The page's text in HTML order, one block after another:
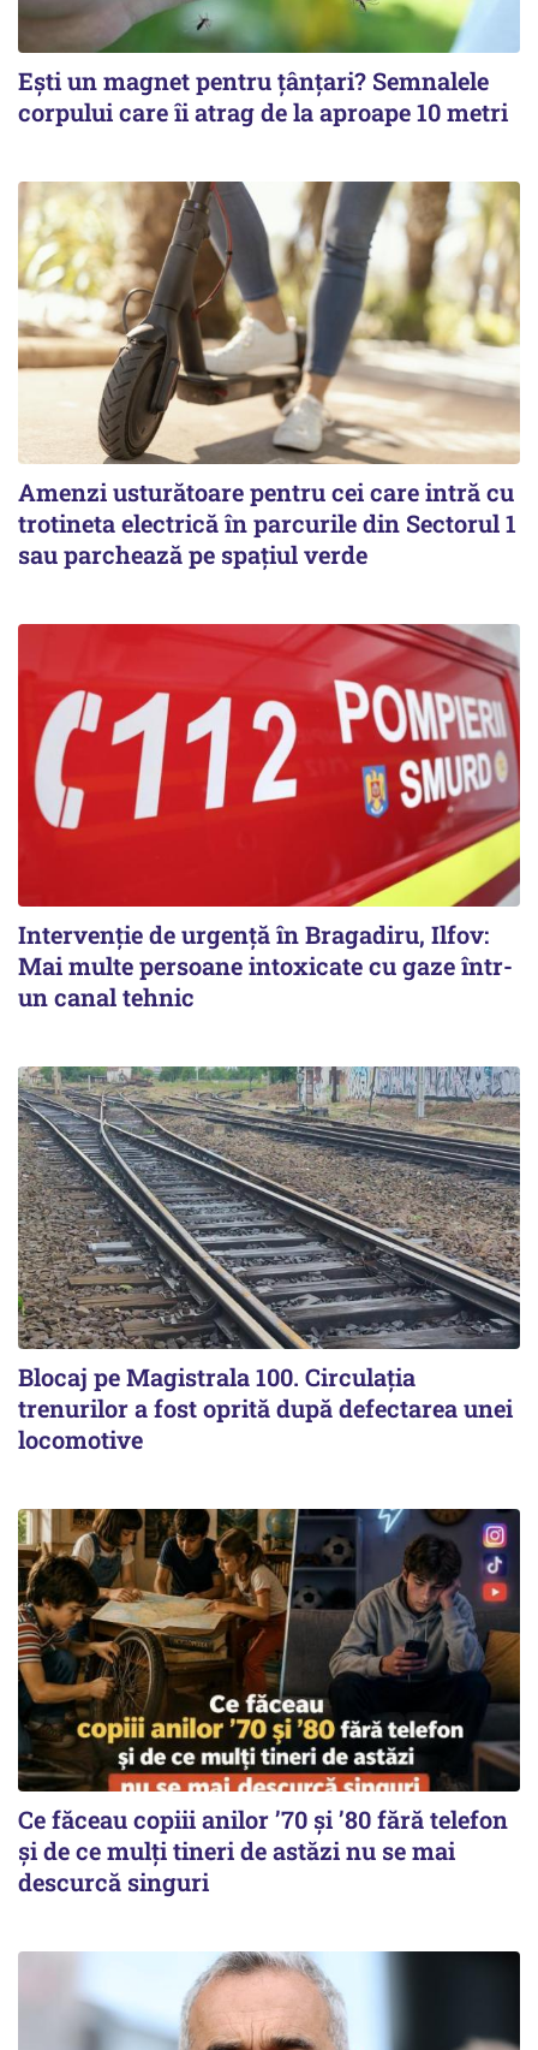
Ești un magnet pentru țânțari? Semnalele
corpului care îi atrag de la aproape 10 metri
Amenzi usturătoare pentru cei care intră cu
trotineta electrică în parcurile din Sectorul 1
sau parchează pe spațiul verde
Intervenție de urgență în Bragadiru, Ilfov:
Mai multe persoane intoxicate cu gaze într-
un canal tehnic
Blocaj pe Magistrala 100. Circulația
trenurilor a fost oprită după defectarea unei
locomotive
Ce făceau copiii anilor ’70 și ’80 fără telefon
și de ce mulți tineri de astăzi nu se mai
descurcă singuri